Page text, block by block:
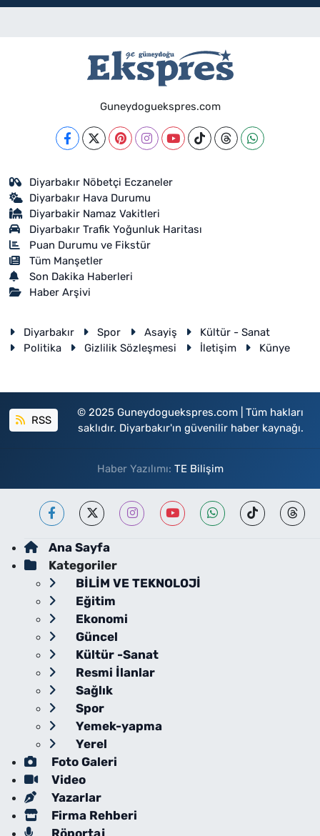
Guneydoguekspres.com
Diyarbakır Nöbetçi Eczaneler
Diyarbakır Hava Durumu
Diyarbakir Namaz Vakitleri
Diyarbakır Trafik Yoğunluk Haritası
Puan Durumu ve Fikstür
Tüm Manşetler
Son Dakika Haberleri
Haber Arşivi
Diyarbakır Spor Asayiş
Kültür - Sanat
Politika
Gizlilik Sözleşmesi İletişim Künye
RSS
© 2025 Guneydoguekspres.com | Tüm hakları
saklıdır. Diyarbakır'ın güvenilir haber kaynağı.
Haber Yazılımı: TE Bilişim
Ana Sayfa
Kategoriler
BİLİM VE TEKNOLOJİ
Eğitim
Ekonomi
Güncel
Kültür -Sanat
Resmi İlanlar
Sağlık
Spor
Yemek-yapma
Yerel
Foto Galeri
Video
Yazarlar
Firma Rehberi
Röportaj